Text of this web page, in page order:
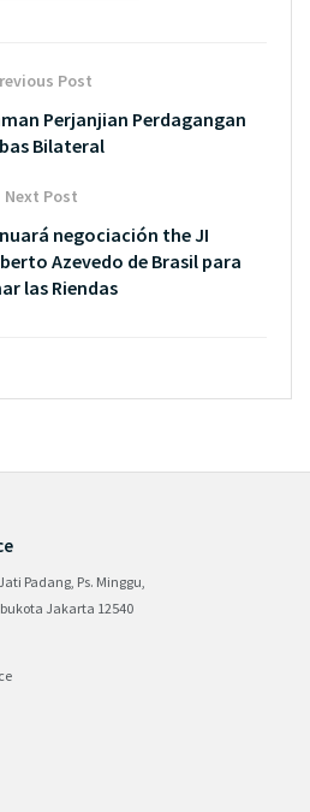
Post
Perjanjian Perdagangan
Bilateral
Next Post
negociación the JI
Azevedo de Brasil para
las Riendas
Padang, Ps. Minggu,
Jakarta 12540